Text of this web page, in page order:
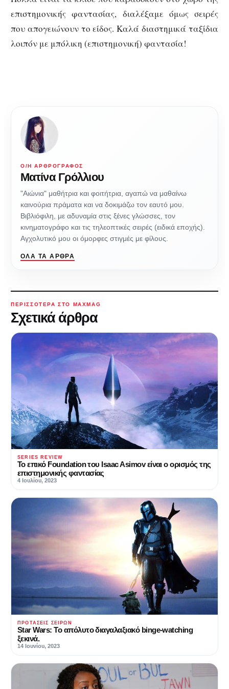
επιστημονικής φαντασίας, διαλέξαμε όμως σειρές
που απογειώνουν το είδος. Καλά διαστημικά ταξίδια
λοιπόν με μπόλικη (επιστημονική) φαντασία!
Ο/Η ΑΡΘΡΟΓΡΆΦΟΣ
Ματίνα Γρόλλιου
"Αιώνια" μαθήτρια και φοιτήτρια, αγαπώ να μαθαίνω
καινούρια πράματα και να δοκιμάζω τον εαυτό μου.
Βιβλιόφιλη, με αδυναμία στις ξένες γλώσσες, τον
κινηματογράφο και τις τηλεοπτικές σειρές (ειδικά εποχής).
Αγχολυτικό μου οι όμορφες στιγμές με φίλους.
ΌΛΑ ΤΑ ΆΡΘΡΑ
ΠΕΡΙΣΣΌΤΕΡΑ ΣΤΟ MAXMAG
Σχετικά άρθρα
SERIES REVIEW
Το επικό Foundation του Isaac Asimov είναι ο ορισμός της
επιστημονικής φαντασίας
4 Ιουλίου, 2023
ΠΡΟΤΆΣΕΙΣ ΣΕΙΡΏΝ
Star Wars: Το απόλυτο διαγαλαξιακό binge-watching
ξεκινά.
14 Ιουνίου, 2023